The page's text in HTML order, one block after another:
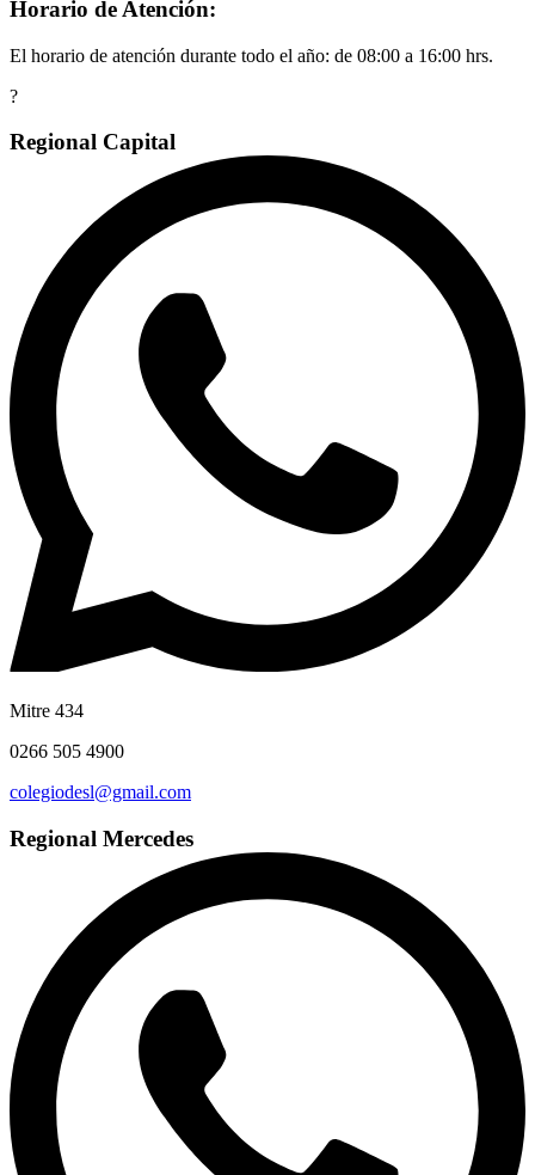
Horario de Atención:
El horario de atención durante todo el año: de 08:00 a 16:00 hrs.
?
Regional Capital
Mitre 434
0266 505 4900
colegiodesl@gmail.com
Regional Mercedes